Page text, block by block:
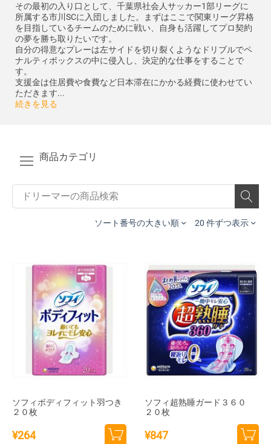
その最初の入り口として、千葉県社会人サッカー1部リーグに
所属する市川SCに入団しました。まずはここで関東リーグ昇格
を目指しているチームのために戦い、自身も活躍してプロ契約
の夢を勝ち取りたいです。
自分の得意なプレーは左サイドを切り裂くようなドリブルでペ
ナルティボックスの中に侵入し、決定的な仕事をすることで
す。
支援金は住居費や食費など日本滞在にかかる経費に使わせてい
ただきます...
続きを見る
商品カテゴリ
ソート番号の大きい順 20 件ずつ表示
ソフィボディフィット羽つき
２０枚
¥264
ソフィ超熟睡ガード３６０
２０枚
¥847